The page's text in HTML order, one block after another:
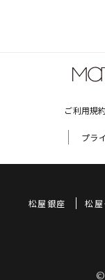
ご利用規
プラ
松屋銀座 松
©